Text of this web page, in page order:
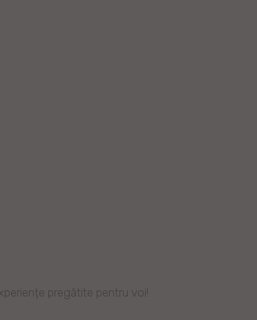
pregătite pentru voi!